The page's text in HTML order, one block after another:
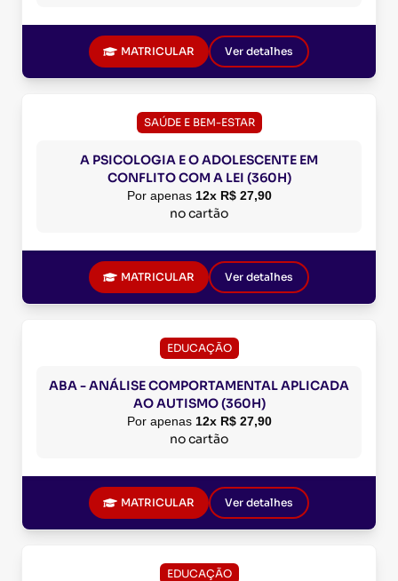
MATRICULAR Ver detalhes
SAÚDE E BEM-ESTAR
A PSICOLOGIA E O ADOLESCENTE EM
CONFLITO COM A LEI (360H)
Por apenas 12x R$ 27,90
no cartão
MATRICULAR Ver detalhes
EDUCAÇÃO
ABA - ANÁLISE COMPORTAMENTAL APLICADA
AO AUTISMO (360H)
Por apenas 12x R$ 27,90
no cartão
MATRICULAR Ver detalhes
EDUCAÇÃO